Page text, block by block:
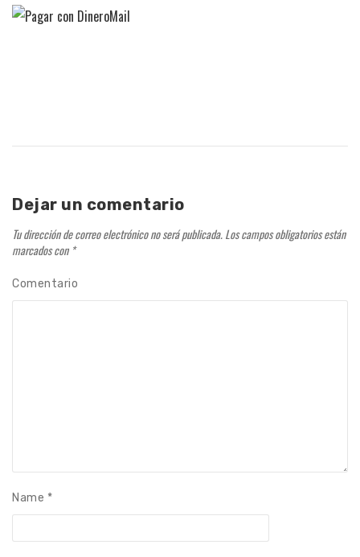
Dejar un comentario
Tu dirección de correo electrónico no será publicada.Los campos obligatorios están
marcados con *
Comentario
Name *